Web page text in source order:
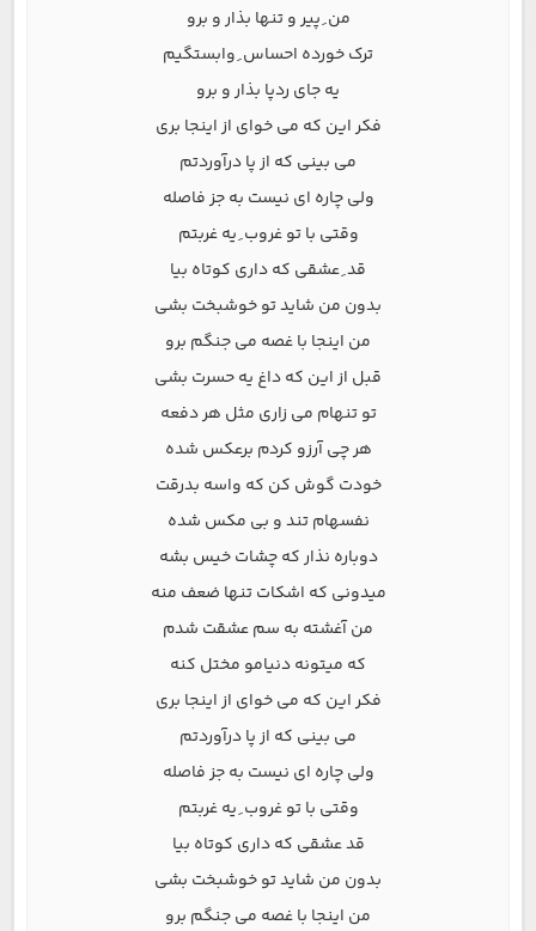
من ِ پیر و تنها بذار و برو
ترک خورده احساس ِ وابستگیم
یه جای ردپا بذار و برو
فکر این که می خوای از اینجا بری
می بینی که از پا درآوردتم
ولی چاره ای نیست به جز فاصله
وقتی با تو غروب ِ یه غربتم
قد ِ عشقی که داری کوتاه بیا
بدون من شاید تو خوشبخت بشی
من اینجا با غصه می جنگم برو
قبل از این که داغ یه حسرت بشی
تو تنهام می زاری مثل هر دفعه
هر چی آرزو کردم برعکس شده
خودت گوش کن که واسه بدرقت
نفسهام تند و بی مکس شده
دوباره نذار که چشات خیس بشه
میدونی که اشکات تنها ضعف منه
من آغشته به سم عشقت شدم
که میتونه دنیامو مختل کنه
فکر این که می خوای از اینجا بری
می بینی که از پا درآوردتم
ولی چاره ای نیست به جز فاصله
وقتی با تو غروب ِ یه غربتم
قد عشقی که داری کوتاه بیا
بدون من شاید تو خوشبخت بشی
من اینجا با غصه می جنگم برو